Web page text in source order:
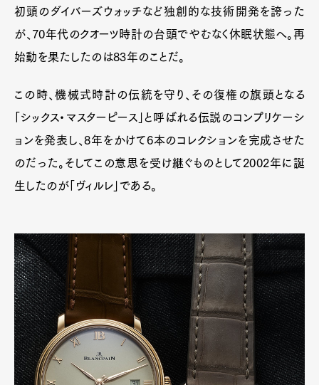
初頭のダイバーズウォッチなど独創的な技術開発を誇った
が、70年代のクオーツ時計の台頭でやむなく休眠状態へ。再
始動を果たしたのは83年のことだ。
この時、機械式時計の伝統を守り、その復権の旗頭となる
「シックス・マスターピース」と呼ばれる伝説のコンプリケーシ
ョンを発表し、8年をかけて6本のコレクションを完成させた
のだった。そしてこの意思を受け継ぐものとして2002年に誕
生したのが「ヴィルレ」である。